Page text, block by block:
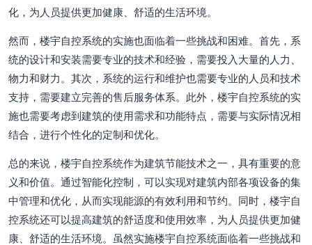
化，为人员提供更加健康、舒适的生活环境。
然而，楼宇自控系统的实施也面临着一些挑战和困难。首先，系
统的设计和安装需要专业的技术和经验，需要投入大量的人力、
物力和财力。其次，系统的运行和维护也需要专业的人员和技术
支持，需要建立完善的售后服务体系。此外，楼宇自控系统的实
施也需要考虑到建筑的使用需求和功能特点，需要与实际情况相
结合，进行个性化的定制和优化。
总的来说，楼宇自控系统作为建筑节能技术之一，具有重要的意
义和价值。通过智能化控制，可以实现对建筑内部各项设备的集
中管理和优化，从而实现能源的有效利用和节约。同时，楼宇自
控系统还可以提高建筑的舒适度和使用效率，为人员提供更加健
康、舒适的生活环境。虽然实施楼宇自控系统面临着一些挑战和